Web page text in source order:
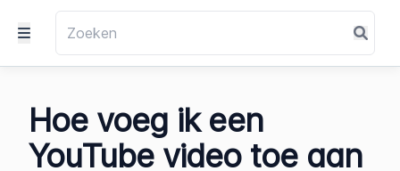
Hoe voeg ik een
YouTube video toe aan